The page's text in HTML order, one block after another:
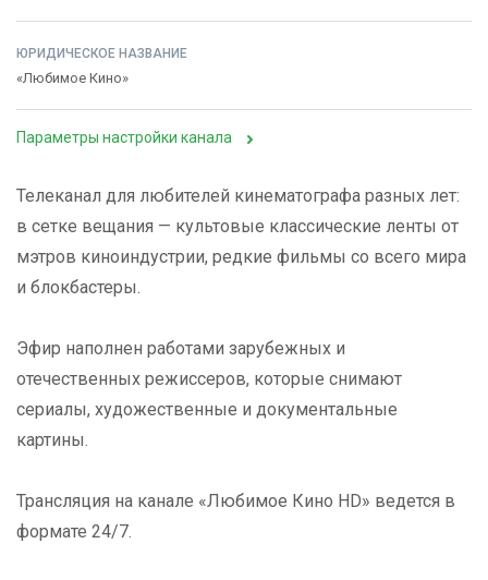
ЮРИДИЧЕСКОЕ НАЗВАНИЕ
«Любимое Кино»
Параметры настройки канала
Телеканал для любителей кинематографа разных лет:
в сетке вещания — культовые классические ленты от
мэтров киноиндустрии, редкие фильмы со всего мира
и блокбастеры.
Эфир наполнен работами зарубежных и
отечественных режиссеров, которые снимают
сериалы, художественные и документальные
картины.
Трансляция на канале «Любимое Кино HD» ведется в
формате 24/7.